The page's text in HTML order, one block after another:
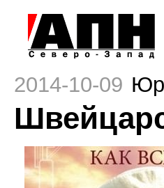
2014-10-09